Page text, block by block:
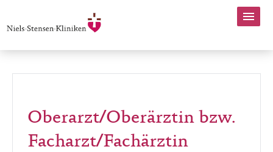
Oberarzt/Oberärztin bzw.
Facharzt/Fachärztin